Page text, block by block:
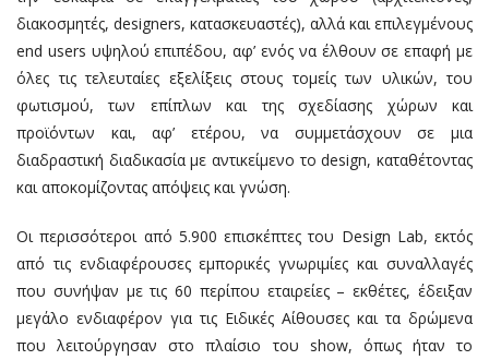
διακοσμητές, designers, κατασκευαστές), αλλά και επιλεγμένους
end users υψηλού επιπέδου, αφ’ ενός να έλθουν σε επαφή με
όλες τις τελευταίες εξελίξεις στους τομείς των υλικών, του
φωτισμού, των επίπλων και της σχεδίασης χώρων και
προϊόντων και, αφ’ ετέρου, να συμμετάσχουν σε μια
διαδραστική διαδικασία με αντικείμενο το design, καταθέτοντας
και αποκομίζοντας απόψεις και γνώση.
Οι περισσότεροι από 5.900 επισκέπτες του Design Lab, εκτός
από τις ενδιαφέρουσες εμπορικές γνωριμίες και συναλλαγές
που συνήψαν με τις 60 περίπου εταιρείες – εκθέτες, έδειξαν
μεγάλο ενδιαφέρον για τις Ειδικές Αίθουσες και τα δρώμενα
που λειτούργησαν στο πλαίσιο του show, όπως ήταν το